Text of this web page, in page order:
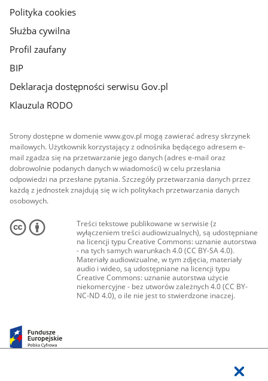
Polityka cookies
Służba cywilna
Profil zaufany
BIP
Deklaracja dostępności serwisu Gov.pl
Klauzula RODO
Strony dostępne w domenie www.gov.pl mogą zawierać adresy skrzynek
mailowych. Użytkownik korzystający z odnośnika będącego adresem e-
mail zgadza się na przetwarzanie jego danych (adres e-mail oraz
dobrowolnie podanych danych w wiadomości) w celu przesłania
odpowiedzi na przesłane pytania. Szczegóły przetwarzania danych przez
każdą z jednostek znajdują się w ich politykach przetwarzania danych
osobowych.
Treści tekstowe publikowane w serwisie (z
wyłączeniem treści audiowizualnych), są udostępniane
na licencji typu Creative Commons: uznanie autorstwa
- na tych samych warunkach 4.0 (CC BY-SA 4.0).
Materiały audiowizualne, w tym zdjęcia, materiały
audio i wideo, są udostępniane na licencji typu
Creative Commons: uznanie autorstwa użycie
niekomercyjne - bez utworów zależnych 4.0 (CC BY-
NC-ND 4.0), o ile nie jest to stwierdzone inaczej.